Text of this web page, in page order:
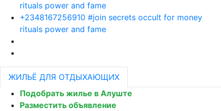
rituals power and fame
+2348167256910 #join secrets occult for money
rituals power and fame
ЖИЛЬЁ ДЛЯ ОТДЫХАЮЩИХ
Подобрать жилье в Алуште
Разместить объявление